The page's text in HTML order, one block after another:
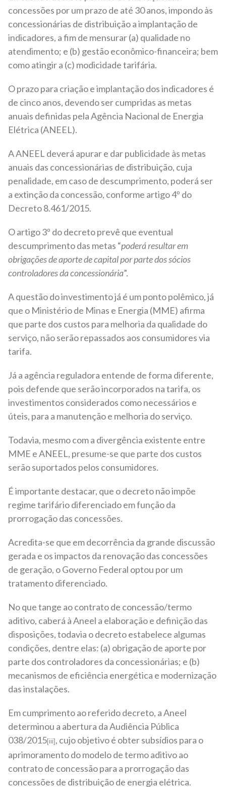
concessões por um prazo de até 30 anos, impondo às
concessionárias de distribuição a implantação de
indicadores, a fim de mensurar (a) qualidade no
atendimento; e (b) gestão econômico-financeira; bem
como atingir a (c) modicidade tarifária.
O prazo para criação e implantação dos indicadores é
de cinco anos, devendo ser cumpridas as metas
anuais definidas pela Agência Nacional de Energia
Elétrica (ANEEL).
A ANEEL deverá apurar e dar publicidade às metas
anuais das concessionárias de distribuição, cuja
penalidade, em caso de descumprimento, poderá ser
a extinção da concessão, conforme artigo 4º do
Decreto 8.461/2015.
O artigo 3º do decreto prevê que eventual
descumprimento das metas “poderá resultar em
obrigações de aporte de capital por parte dos sócios
controladores da concessionária”.
A questão do investimento já é um ponto polêmico, já
que o Ministério de Minas e Energia (MME) afirma
que parte dos custos para melhoria da qualidade do
serviço, não serão repassados aos consumidores via
tarifa.
Já a agência reguladora entende de forma diferente,
pois defende que serão incorporados na tarifa, os
investimentos considerados como necessários e
úteis, para a manutenção e melhoria do serviço.
Todavia, mesmo com a divergência existente entre
MME e ANEEL, presume-se que parte dos custos
serão suportados pelos consumidores.
É importante destacar, que o decreto não impõe
regime tarifário diferenciado em função da
prorrogação das concessões.
Acredita-se que em decorrência da grande discussão
gerada e os impactos da renovação das concessões
de geração, o Governo Federal optou por um
tratamento diferenciado.
No que tange ao contrato de concessão/termo
aditivo, caberá à Aneel a elaboração e definição das
disposições, todavia o decreto estabelece algumas
condições, dentre elas: (a) obrigação de aporte por
parte dos controladores da concessionárias; e (b)
mecanismos de eficiência energética e modernização
das instalações.
Em cumprimento ao referido decreto, a Aneel
determinou a abertura da Audiência Pública
038/2015[iii] , cujo objetivo é obter subsídios para o
aprimoramento do modelo de termo aditivo ao
contrato de concessão para a prorrogação das
concessões de distribuição de energia elétrica.